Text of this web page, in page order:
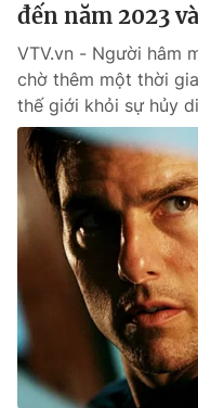
đến năm 2023
VTV.vn - Người hâm
chờ thêm một thời
thế giới khỏi sự hủy